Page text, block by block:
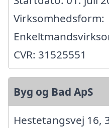
Virksomhedsform:
CVR: 31525551
Byg og Bad ApS
Hestetangsvej 16,